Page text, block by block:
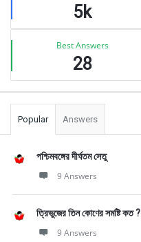
5k
Best Answers
28
Popular Answers
পশ্চিমবঙ্গের দীর্ঘতম সেতু
9 Answers
ত্রিভুজের তিন কোণের সমষ্টি কত ?
9 Answers